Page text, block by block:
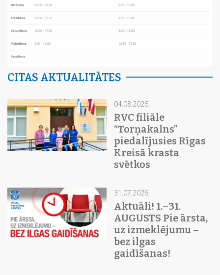
CITAS AKTUALITĀTES
04.08.2026.
RVC filiāle
“Torņakalns”
piedalījusies Rīgas
Kreisā krasta
svētkos
31.07.2026.
Aktuāli! 1.–31.
AUGUSTS Pie ārsta,
uz izmeklējumu –
bez ilgas
gaidīšanas!